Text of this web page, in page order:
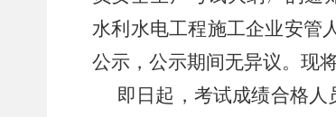
水利水电工程施工企业安管
公示，公示期间无异议。 现
即日起， 考试成绩合格人